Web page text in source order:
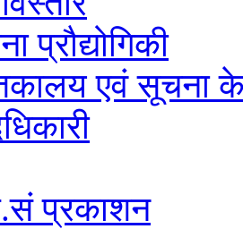
प्रौद्योगिकी
एवं सूचना
प्रकाशन